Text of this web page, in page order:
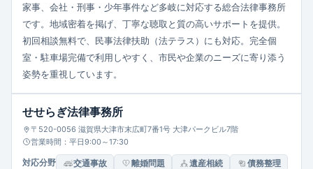
家事、会社・刑事・少年事件など多岐に対応する総合法律事務所
です。地域密着を掲げ、丁寧な聴取と質の高いサポートを提供。
初回相談無料で、民事法律扶助（法テラス）にも対応。完全個
室・駐車場完備で利用しやすく、市民や企業のニーズに寄り添う
姿勢を重視しています。
せせらぎ法律事務所
〒520-0056 滋賀県大津市末広町7番1号 大津パークビル7階
営業時間：平日9:00～17:30
対応分野 交通事故 離婚問題 遺産相続
債務整理